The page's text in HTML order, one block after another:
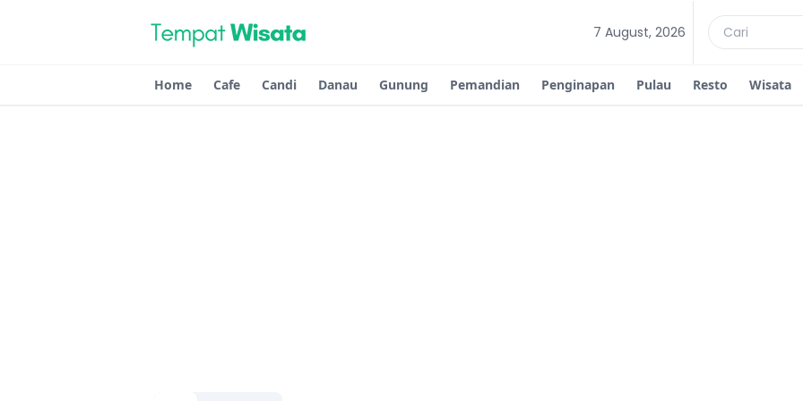
7 August, 2026
Home Cafe Candi Danau Gunung Pemandian Penginapan Pulau Resto Wisata